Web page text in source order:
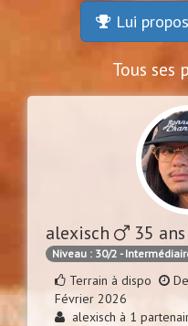
Lui
Tous ses
alexisch 35
Niveau : 30/2 -
Terrain à dispo
Février 2026
alexisch à 1